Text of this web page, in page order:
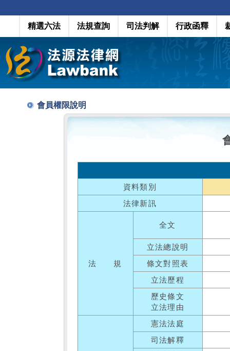
精選六法 法規查詢 司法判解 行政函釋
會員權限說明
資料類別
法律新訊
法 規
全文
立法總說明
條文對照表
立法歷程
歷史條文
立法理由
憲法法庭
司法解釋